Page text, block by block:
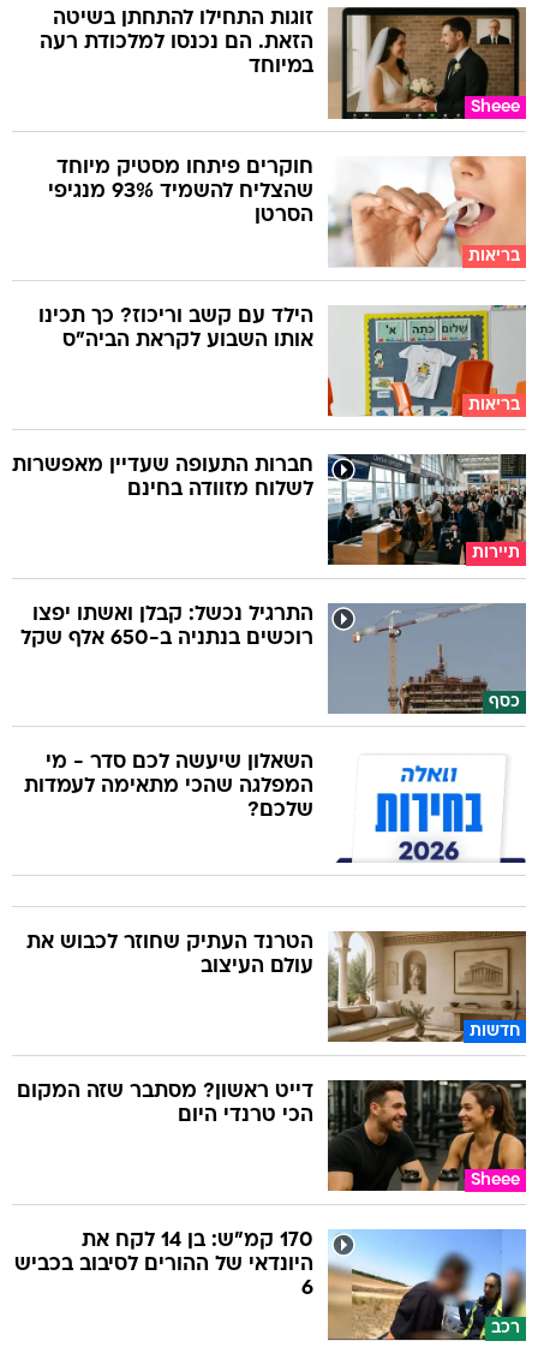
Sheee
זוגות התחילו להתחתן בשיטה
הזאת. הם נכנסו למלכודת רעה
במיוחד
בריאות
חוקרים פיתחו מסטיק מיוחד
שהצליח להשמיד 93% מנגיפי
הסרטן
בריאות
הילד עם קשב וריכוז? כך תכינו
אותו השבוע לקראת הביה"ס
תיירות
חברות התעופה שעדיין מאפשרות
לשלוח מזוודה בחינם
כסף
התרגיל נכשל: קבלן ואשתו יפצו
רוכשים בנתניה ב-650 אלף שקל
השאלון שיעשה לכם סדר - מי
המפלגה שהכי מתאימה לעמדות
שלכם?
חדשות
הטרנד העתיק שחוזר לכבוש את
עולם העיצוב
Sheee
דייט ראשון? מסתבר שזה המקום
הכי טרנדי היום
רכב
170 קמ"ש: בן 14 לקח את
היונדאי של ההורים לסיבוב בכביש
6